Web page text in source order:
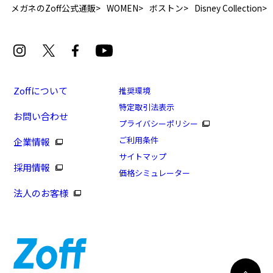
[アウトレット価格]Disney Collection PRINCESS
[Jasmine](アウトレット店舗限定商品)
商品番号：ZA231023-48A1/フレームカラー：ブラウン
(グラデ)/単価：￥6,160
※商品が再入荷された際にメールでお知らせします。
※本サービスは商品の購入をお約束するものではありません。
※ご希望の商品が再入荷しない場合もございますので予めご了承ください。
メガネのZoff公式通販 WOMEN ボストン Disney Collection
Zoffについて
お問い合わせ
企業情報
採用情報
法人のお客様
推奨環境
特定取引法表示
プライバシーポリシー
ご利用条件
サイトマップ
価格シミュレーター